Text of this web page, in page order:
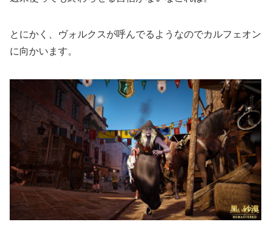
とにかく、ヴォルクスが呼んでるようなのでカルフェオン
に向かいます。